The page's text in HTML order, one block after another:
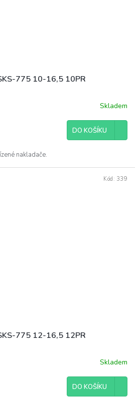
775 10-16,5 10PR
Skladem
DO KOŠÍKU
nakladače.
775 12-16,5 12PR
Skladem
DO KOŠÍKU
Kód: 339